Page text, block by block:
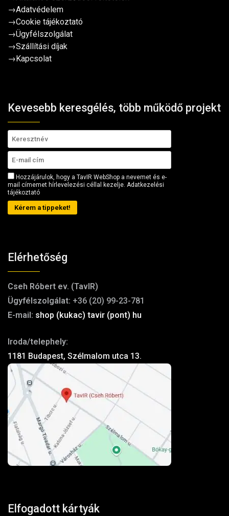
→Adatvédelem
→Cookie tájékoztató
→Ügyfélszolgálat
→Szállítási díjak
→Kapcsolat
Kevesebb keresgélés, több működő projekt
Hozzájárulok, hogy a TavIR WebShop a nevemet és e-
mail címemet hírlevelezési céllal kezelje. Adatkezelési
tájékoztató
Kérem a tippeket!
Elérhetőség
Cseh Róbert ev. (TavIR)
Ügyfélszolgálat: +36 (20) 99-23-781
E-mail: shop (kukac) tavir (pont) hu
Iroda/telephely:
1181 Budapest, Szélmalom utca 13.
Elfogadott kártyák